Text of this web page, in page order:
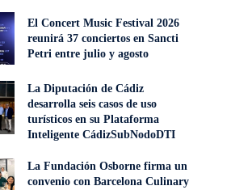
El Concert Music Festival 2026
reunirá 37 conciertos en Sancti
Petri entre julio y agosto
La Diputación de Cádiz
desarrolla seis casos de uso
turísticos en su Plataforma
Inteligente CádizSubNodoDTI
La Fundación Osborne firma un
convenio con Barcelona Culinary